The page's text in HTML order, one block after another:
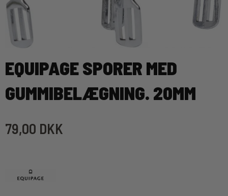
EQUIPAGE SPORER MED
GUMMIBELÆGNING. 20MM
79,00 DKK